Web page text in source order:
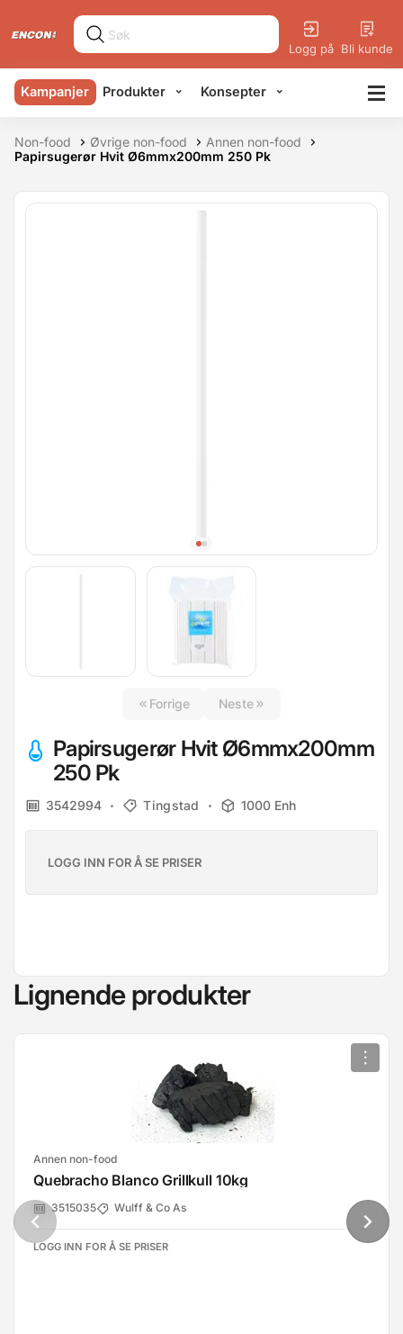
Logg på Bli kunde
Kampanjer Produkter Konsepter
Non-food Øvrige non-food
Annen non-food
Papirsugerør Hvit Ø6mmx200mm 250 Pk
Forrige Neste
Papirsugerør Hvit Ø6mmx200mm
250 Pk
3542994 Tingstad 1000 Enh
LOGG INN FOR Å SE PRISER
Lignende produkter
Annen non-food
Quebracho Blanco Grillkull 10kg
3515035 Wulff & Co As
LOGG INN FOR Å SE PRISER